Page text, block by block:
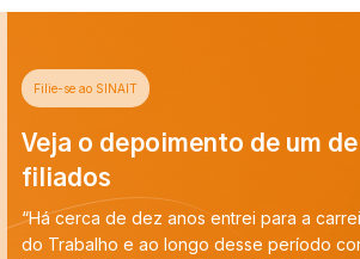
Filie-se ao SINAIT
Veja o depoimento de um de
filiados
“Há cerca de dez anos entrei para a
do Trabalho e ao longo desse período